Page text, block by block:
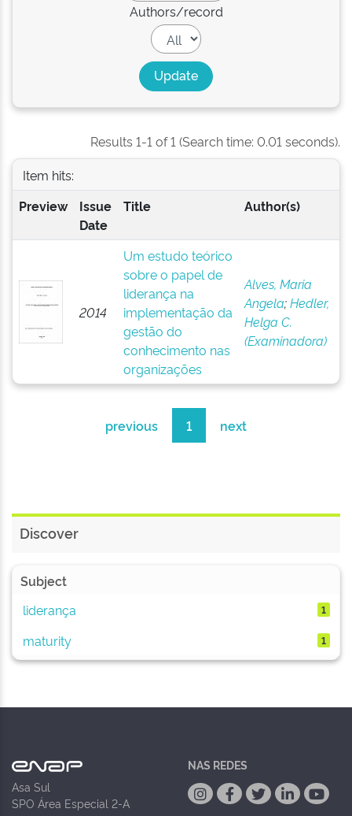
Authors/record
Results 1-1 of 1 (Search time: 0.01 seconds).
Item hits:
Preview
Issue
Date
Title Author(s)
2014
Um estudo teórico
sobre o papel de
liderança na
implementação da
gestão do
conhecimento nas
organizações
Alves, Maria
Angela;Hedler,
Helga C.
(Examinadora)
previous 1 next
Discover
Subject
liderança
1
maturity 1
Asa Sul
SPO Área Especial 2-A
NAS REDES